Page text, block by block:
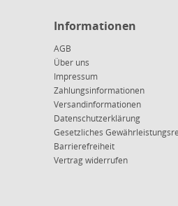
Informationen
AGB
Über uns
Impressum
Zahlungsinformationen
Versandinformationen
Datenschutzerklärung
Gesetzliches
Barrierefreiheit
Vertrag widerrufen